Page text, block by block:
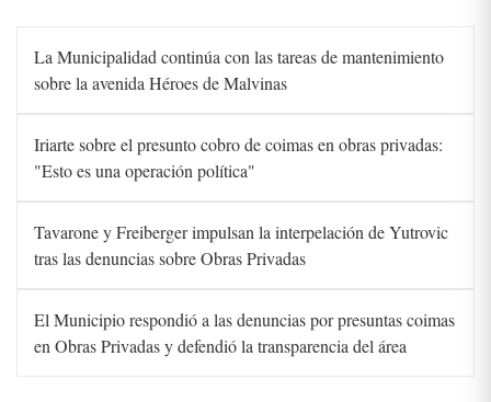
La Municipalidad continúa con las tareas de mantenimiento
sobre la avenida Héroes de Malvinas
Iriarte sobre el presunto cobro de coimas en obras privadas:
"Esto es una operación política"
Tavarone y Freiberger impulsan la interpelación de Yutrovic
tras las denuncias sobre Obras Privadas
El Municipio respondió a las denuncias por presuntas coimas
en Obras Privadas y defendió la transparencia del área